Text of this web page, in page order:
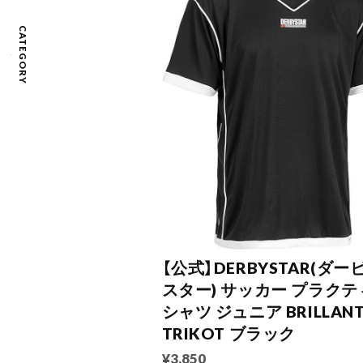
CATEGORY
【公式】DERBYSTAR(ダー
スター) サッカー プラクテ
シャツ ジュニア
TRIKOT ブラック
¥3,850